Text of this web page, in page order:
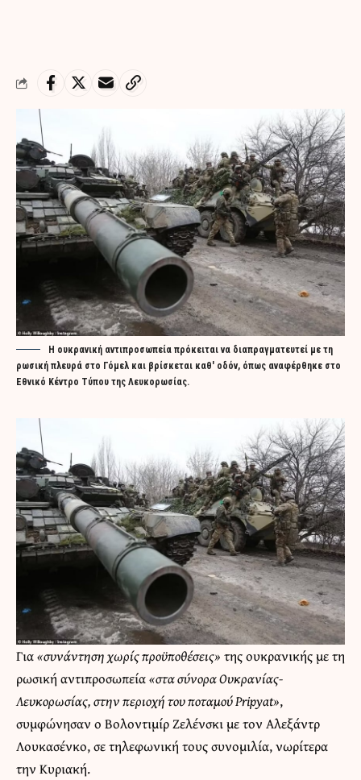
Η ουκρανική αντιπροσωπεία πρόκειται να διαπραγματευτεί με τη
ρωσική πλευρά στο Γόμελ και βρίσκεται καθ' οδόν, όπως αναφέρθηκε στο
Εθνικό Κέντρο Τύπου της Λευκορωσίας.
Για«συνάντηση χωρίς προϋποθέσεις» της ουκρανικής με τη
ρωσική αντιπροσωπεία«στα σύνορα Ουκρανίας-
Λευκορωσίας, στην περιοχή του ποταμού Pripyat»,
συμφώνησαν ο Βολοντιμίρ Ζελένσκι με τον Αλεξάντρ
Λουκασένκο, σε τηλεφωνική τους συνομιλία, νωρίτερα
την Κυριακή.